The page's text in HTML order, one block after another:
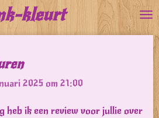
kleurt
2025 om 21:00
heb ik een review voor jullie over